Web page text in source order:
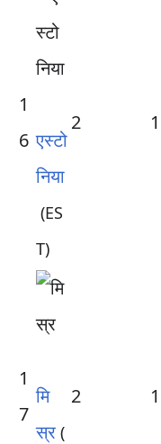
1
6 एस्टो
निया
(ES
T)
2 1
1
7
मि
स्र (
2 1